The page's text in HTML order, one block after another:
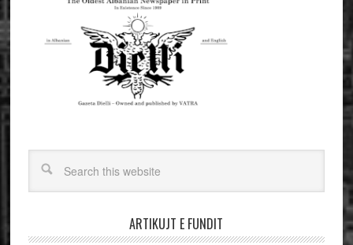
ARTIKUJT E FUNDIT